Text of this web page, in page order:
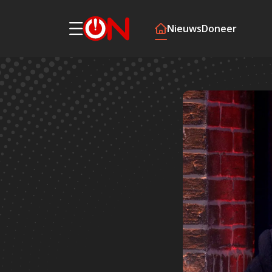
NieuwsDoneer